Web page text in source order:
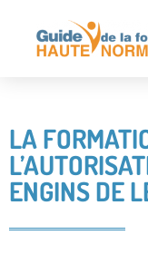
LA
ENGINS DE